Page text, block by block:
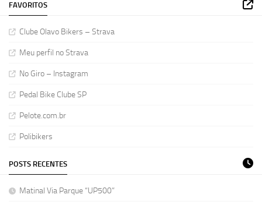
FAVORITOS
Clube Olavo Bikers – Strava
Meu perfil no Strava
No Giro – Instagram
Pedal Bike Clube SP
Pelote.com.br
Polibikers
POSTS RECENTES
Matinal Via Parque “UP500”